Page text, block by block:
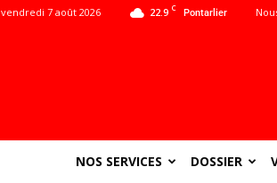
22.9 C Pontarlier
vendredi 7 août 2026
NOS SERVICES DOSSIER